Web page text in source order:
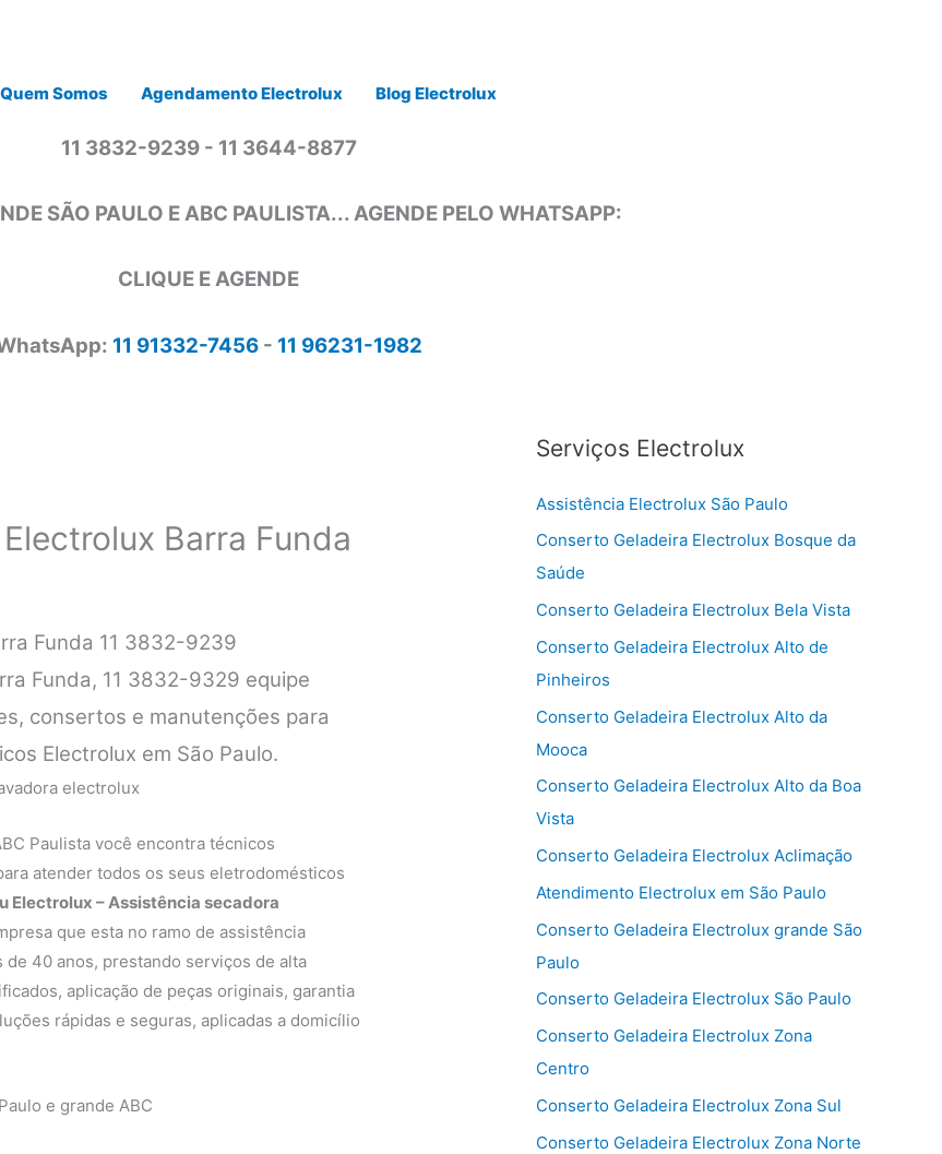
Quem Somos Agendamento Electrolux Blog Electrolux
11 3832-9239 - 11 3644-8877
SÃO PAULO E ABC PAULISTA... AGENDE PELO WHATSAPP:
CLIQUE E AGENDE
11 91332-7456- 11 96231-1982
Barra Funda
Funda 11 3832-9239
Funda, 11 3832-9329 equipe
consertos e manutenções para
Electrolux em São Paulo.
Paulista você encontra técnicos
atender todos os seus eletrodomésticos
Electrolux – Assistência secadora
que esta no ramo de assistência
40 anos, prestando serviços de alta
aplicação de peças originais, garantia
rápidas e seguras, aplicadas a domicílio
e grande ABC
Serviços Electrolux
Assistência Electrolux São Paulo
Conserto Geladeira Electrolux Bosque da
Saúde
Conserto Geladeira Electrolux Bela Vista
Conserto Geladeira Electrolux Alto de
Pinheiros
Conserto Geladeira Electrolux Alto da
Mooca
Conserto Geladeira Electrolux Alto da Boa
Vista
Conserto Geladeira Electrolux Aclimação
Atendimento Electrolux em São Paulo
Conserto Geladeira Electrolux grande São
Paulo
Conserto Geladeira Electrolux São Paulo
Conserto Geladeira Electrolux Zona
Centro
Conserto Geladeira Electrolux Zona Sul
Conserto Geladeira Electrolux Zona Norte